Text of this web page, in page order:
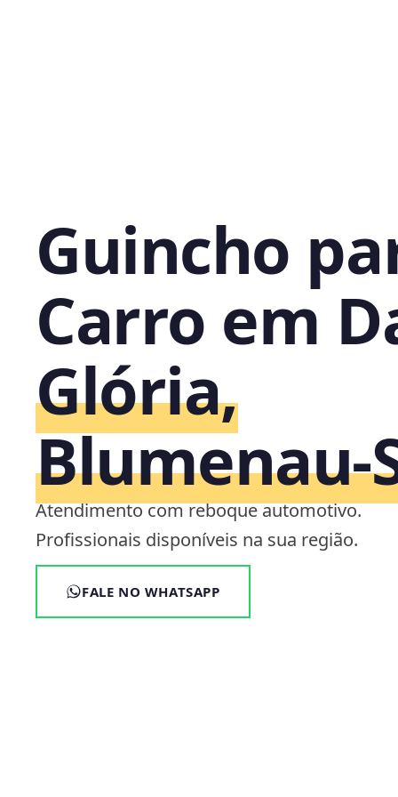
Guincho
Carro em
Glória,
Atendimento com reboque automotivo.
Profissionais disponíveis na sua região.
FALE NO WHATSAPP